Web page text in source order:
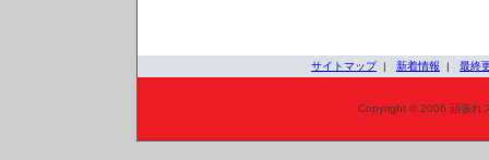
サイトマップ| 新着情報 | 最終
Copyright © 2006 頑張れ